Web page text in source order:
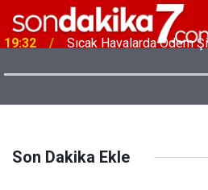
19:32 Sıcak Havalarda Ödem
Son Dakika Ekle